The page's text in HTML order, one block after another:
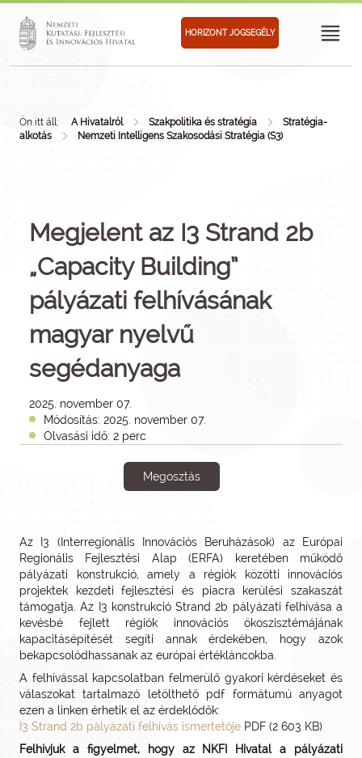
HORIZONT JOGSEGÉLY
Ön itt áll: A Hivatalról Szakpolitika és stratégia
Stratégia-
alkotás
Nemzeti Intelligens Szakosodási Stratégia (S3)
Megjelent az I3 Strand 2b
„Capacity Building”
pályázati felhívásának
magyar nyelvű
segédanyaga
2025. november 07.
Módosítás: 2025. november 07.
Olvasási idő: 2 perc
Megosztás
Az I3 (Interregionális Innovációs Beruházások) az Európai
Regionális Fejlesztési Alap (ERFA) keretében működő
pályázati konstrukció, amely a régiók közötti innovációs
projektek kezdeti fejlesztési és piacra kerülési szakaszát
támogatja. Az I3 konstrukció Strand 2b pályázati felhívása a
kevésbé fejlett régiók innovációs ökoszisztémájának
kapacitásépítését segíti annak érdekében, hogy azok
bekapcsolódhassanak az európai értékláncokba.
A felhívással kapcsolatban felmerülő gyakori kérdéseket és
válaszokat tartalmazó letölthető pdf formátumú anyagot
ezen a linken érhetik el az érdeklődők:
I3 Strand 2b pályázati felhívás ismertetője PDF (2 603 KB)
Felhívjuk a figyelmet, hogy az NKFI Hivatal a pályázati